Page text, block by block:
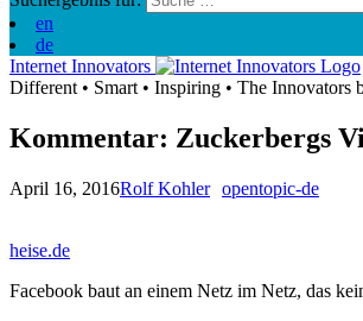
en
de
Internet Innovators
Different • Smart • Inspiring • The Innovators
Kommentar: Zuckerbergs
April 16, 2016Rolf Kohler opentopic-de
heise.de
Facebook baut an einem Netz im Netz, das